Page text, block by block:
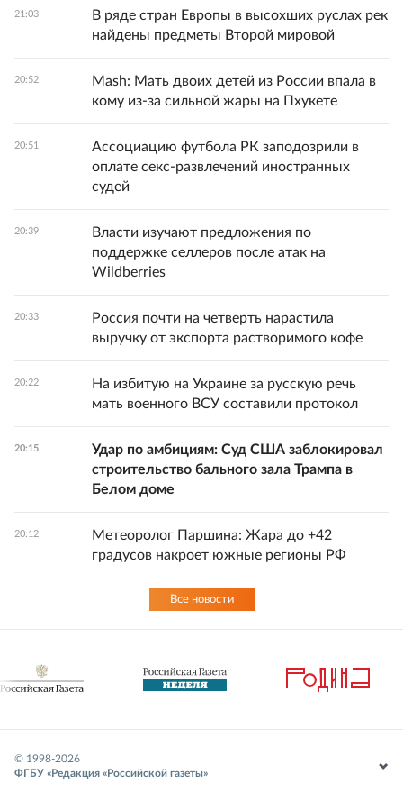
21:03
В ряде стран Европы в высохших руслах рек
найдены предметы Второй мировой
20:52
Mash: Мать двоих детей из России впала в
кому из-за сильной жары на Пхукете
20:51
Ассоциацию футбола РК заподозрили в
оплате секс-развлечений иностранных
судей
20:39
Власти изучают предложения по
поддержке селлеров после атак на
Wildberries
20:33
Россия почти на четверть нарастила
выручку от экспорта растворимого кофе
20:22
На избитую на Украине за русскую речь
мать военного ВСУ составили протокол
20:15
Удар по амбициям: Суд США заблокировал
строительство бального зала Трампа в
Белом доме
20:12
Метеоролог Паршина: Жара до +42
градусов накроет южные регионы РФ
Все новости
© 1998-2026
ФГБУ «Редакция «Российской газеты»